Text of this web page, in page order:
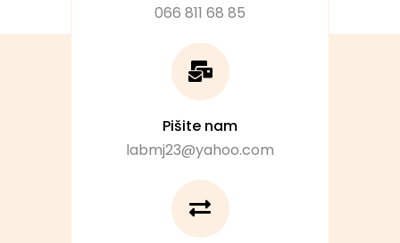
066 811 68 85
Pišite nam
labmj23@yahoo.com